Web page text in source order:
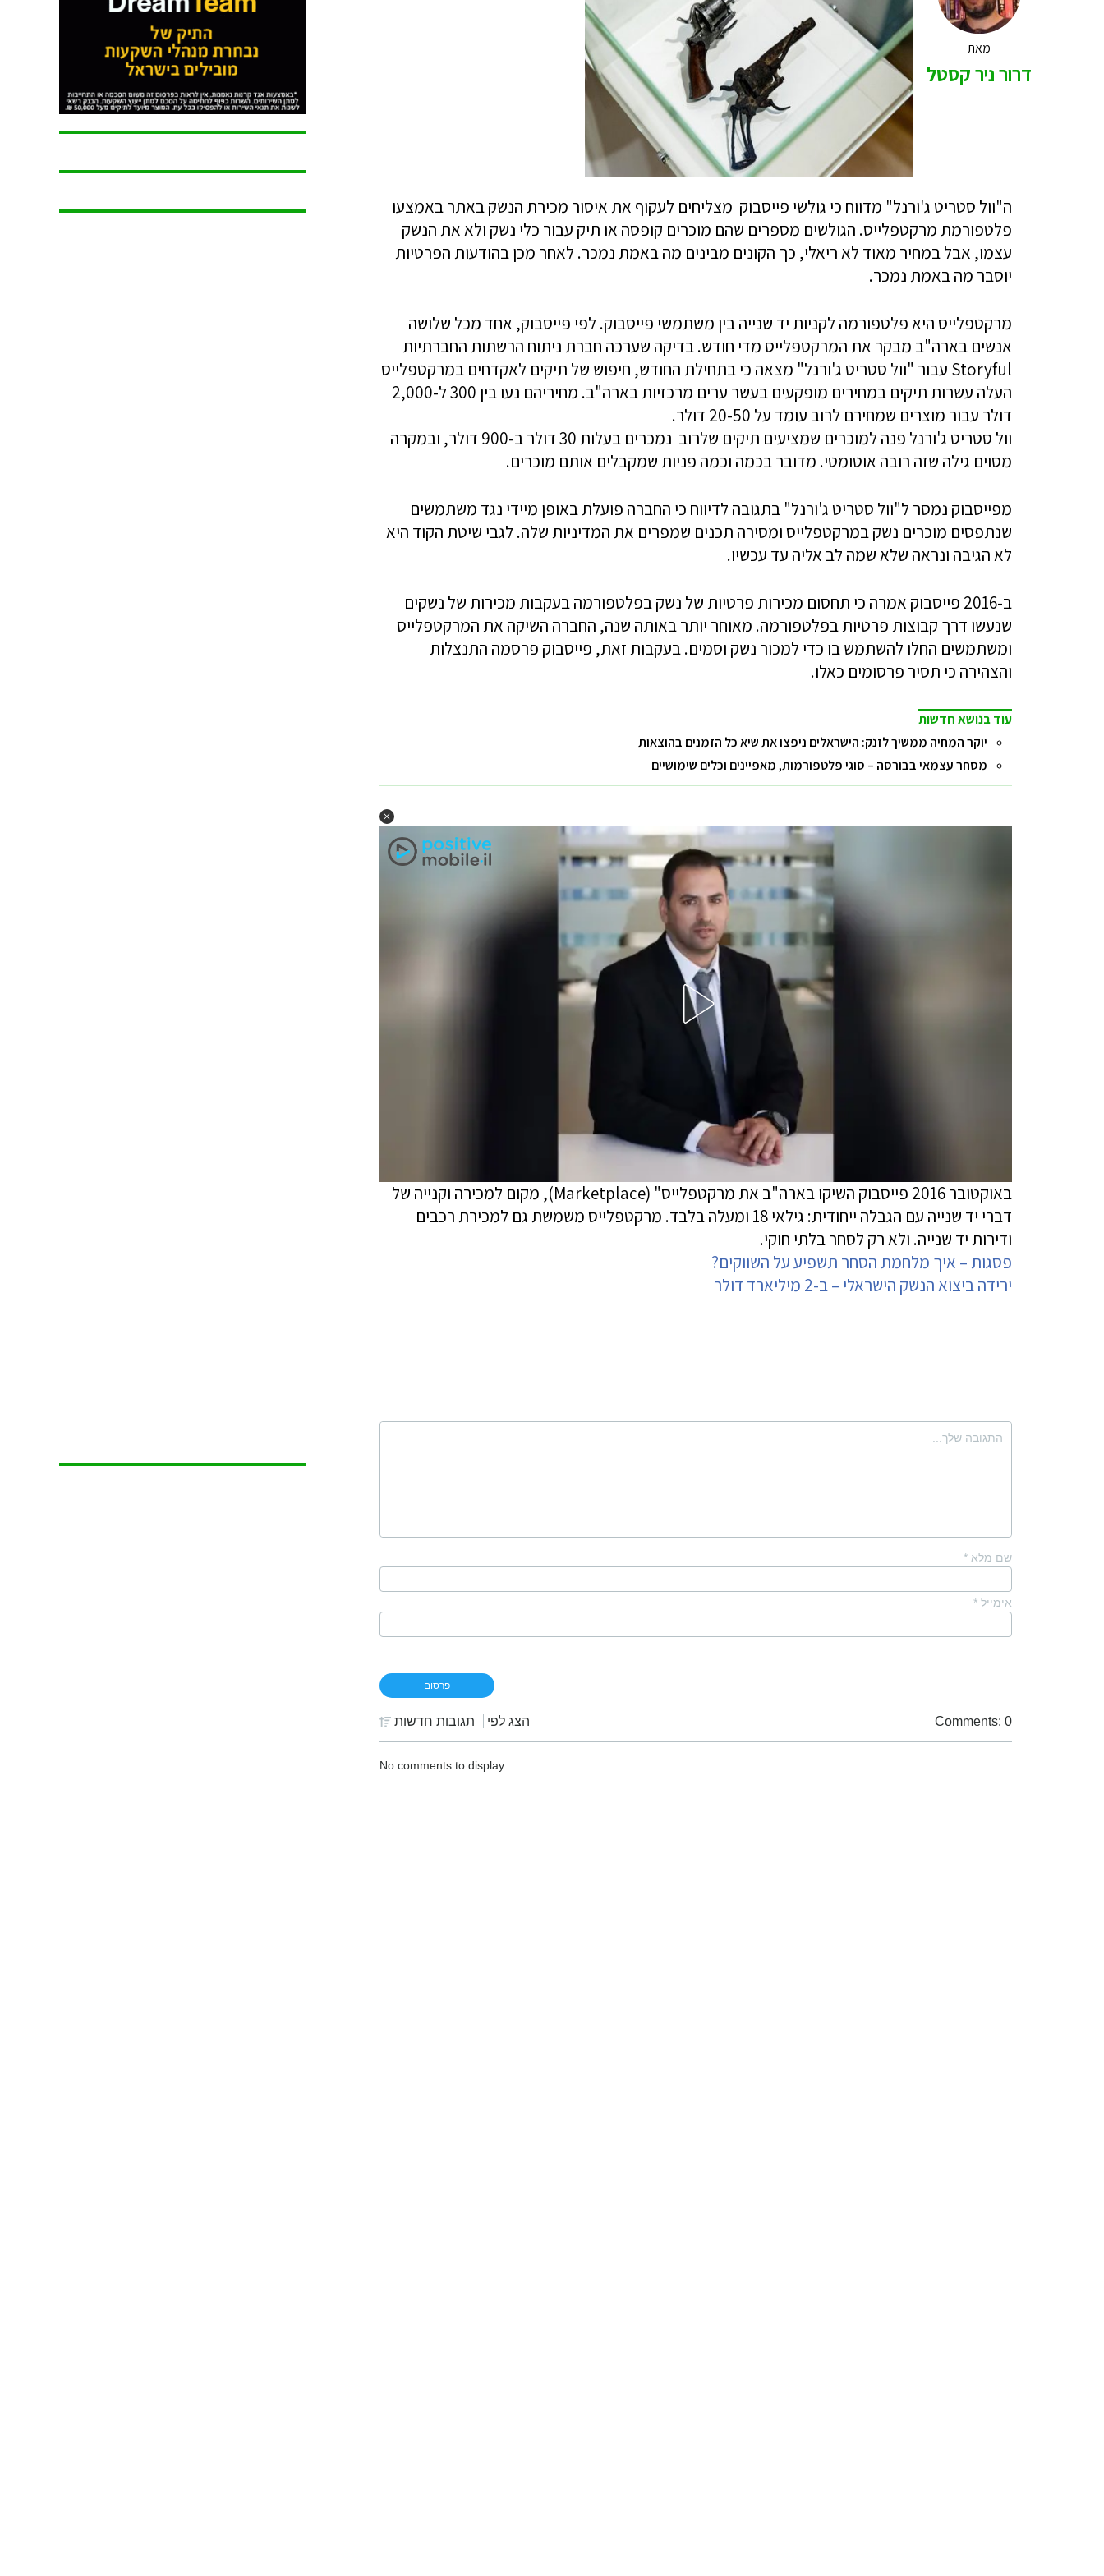
מאת
דרור ניר קסטל
ה"וול סטריט ג'ורנל" מדווח כי גולשי פייסבוק מצליחים לעקוף את איסור מכירת הנשק באתר באמצעו
פלטפורמת מרקטפלייס. הגולשים מספרים שהם מוכרים קופסה או תיק עבור כלי נשק ולא את הנשק
עצמו, אבל במחיר מאוד לא ריאלי, כך הקונים מבינים מה באמת נמכר. לאחר מכן בהודעות הפרטיות
יוסבר מה באמת נמכר.
מרקטפלייס היא פלטפורמה לקניות יד שנייה בין משתמשי פייסבוק. לפי פייסבוק, אחד מכל שלושה
אנשים בארה"ב מבקר את המרקטפלייס מדי חודש. בדיקה שערכה חברת ניתוח הרשתות החברתיות
Storyful עבור "וול סטריט ג'ורנל" מצאה כי בתחילת החודש, חיפוש של תיקים לאקדחים במרקטפלייס
העלה עשרות תיקים במחירים מופקעים בעשר ערים מרכזיות בארה"ב. מחיריהם נעו בין 300 ל-2,000
דולר עבור מוצרים שמחירם לרוב עומד על 20-50 דולר.
וול סטריט ג'ורנל פנה למוכרים שמציעים תיקים שלרוב נמכרים בעלות 30 דולר ב-900 דולר, ובמקרה
מסוים גילה שזה רובה אוטומטי. מדובר בכמה וכמה פניות שמקבלים אותם מוכרים.
מפייסבוק נמסר ל"וול סטריט ג'ורנל" בתגובה לדיווח כי החברה פועלת באופן מיידי נגד משתמשים
שנתפסים מוכרים נשק במרקטפלייס ומסירה תכנים שמפרים את המדיניות שלה. לגבי שיטת הקוד היא
לא הגיבה ונראה שלא שמה לב אליה עד עכשיו.
ב-2016 פייסבוק אמרה כי תחסום מכירות פרטיות של נשק בפלטפורמה בעקבות מכירות של נשקים
שנעשו דרך קבוצות פרטיות בפלטפורמה. מאוחר יותר באותה שנה, החברה השיקה את המרקטפלייס
ומשתמשים החלו להשתמש בו כדי למכור נשק וסמים. בעקבות זאת, פייסבוק פרסמה התנצלות
והצהירה כי תסיר פרסומים כאלו.
עוד בנושא חדשות
יוקר המחיה ממשיך לזנק: הישראלים ניפצו את שיא כל הזמנים בהוצאות
מסחר עצמאי בבורסה – סוגי פלטפורמות, מאפיינים וכלים שימושיים
באוקטובר 2016 פייסבוק השיקו בארה"ב את מרקטפלייס" (Marketplace), מקום למכירה וקנייה של
דברי יד שנייה עם הגבלה ייחודית: גילאי 18 ומעלה בלבד. מרקטפלייס משמשת גם למכירת רכבים
ודירות יד שנייה. ולא רק לסחר בלתי חוקי.
פסגות – איך מלחמת הסחר תשפיע על השווקים?
ירידה ביצוא הנשק הישראלי – ב-2 מיליארד דולר
שם מלא *
אימייל *
Comments: 0 הצג לפי תגובות חדשות
No comments to display